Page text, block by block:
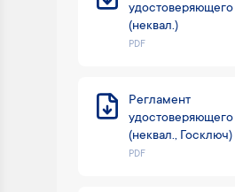
удостоверяющего
(неквал.)
PDF
Регламент
удостоверяющего
(неквал., Госключ)
PDF